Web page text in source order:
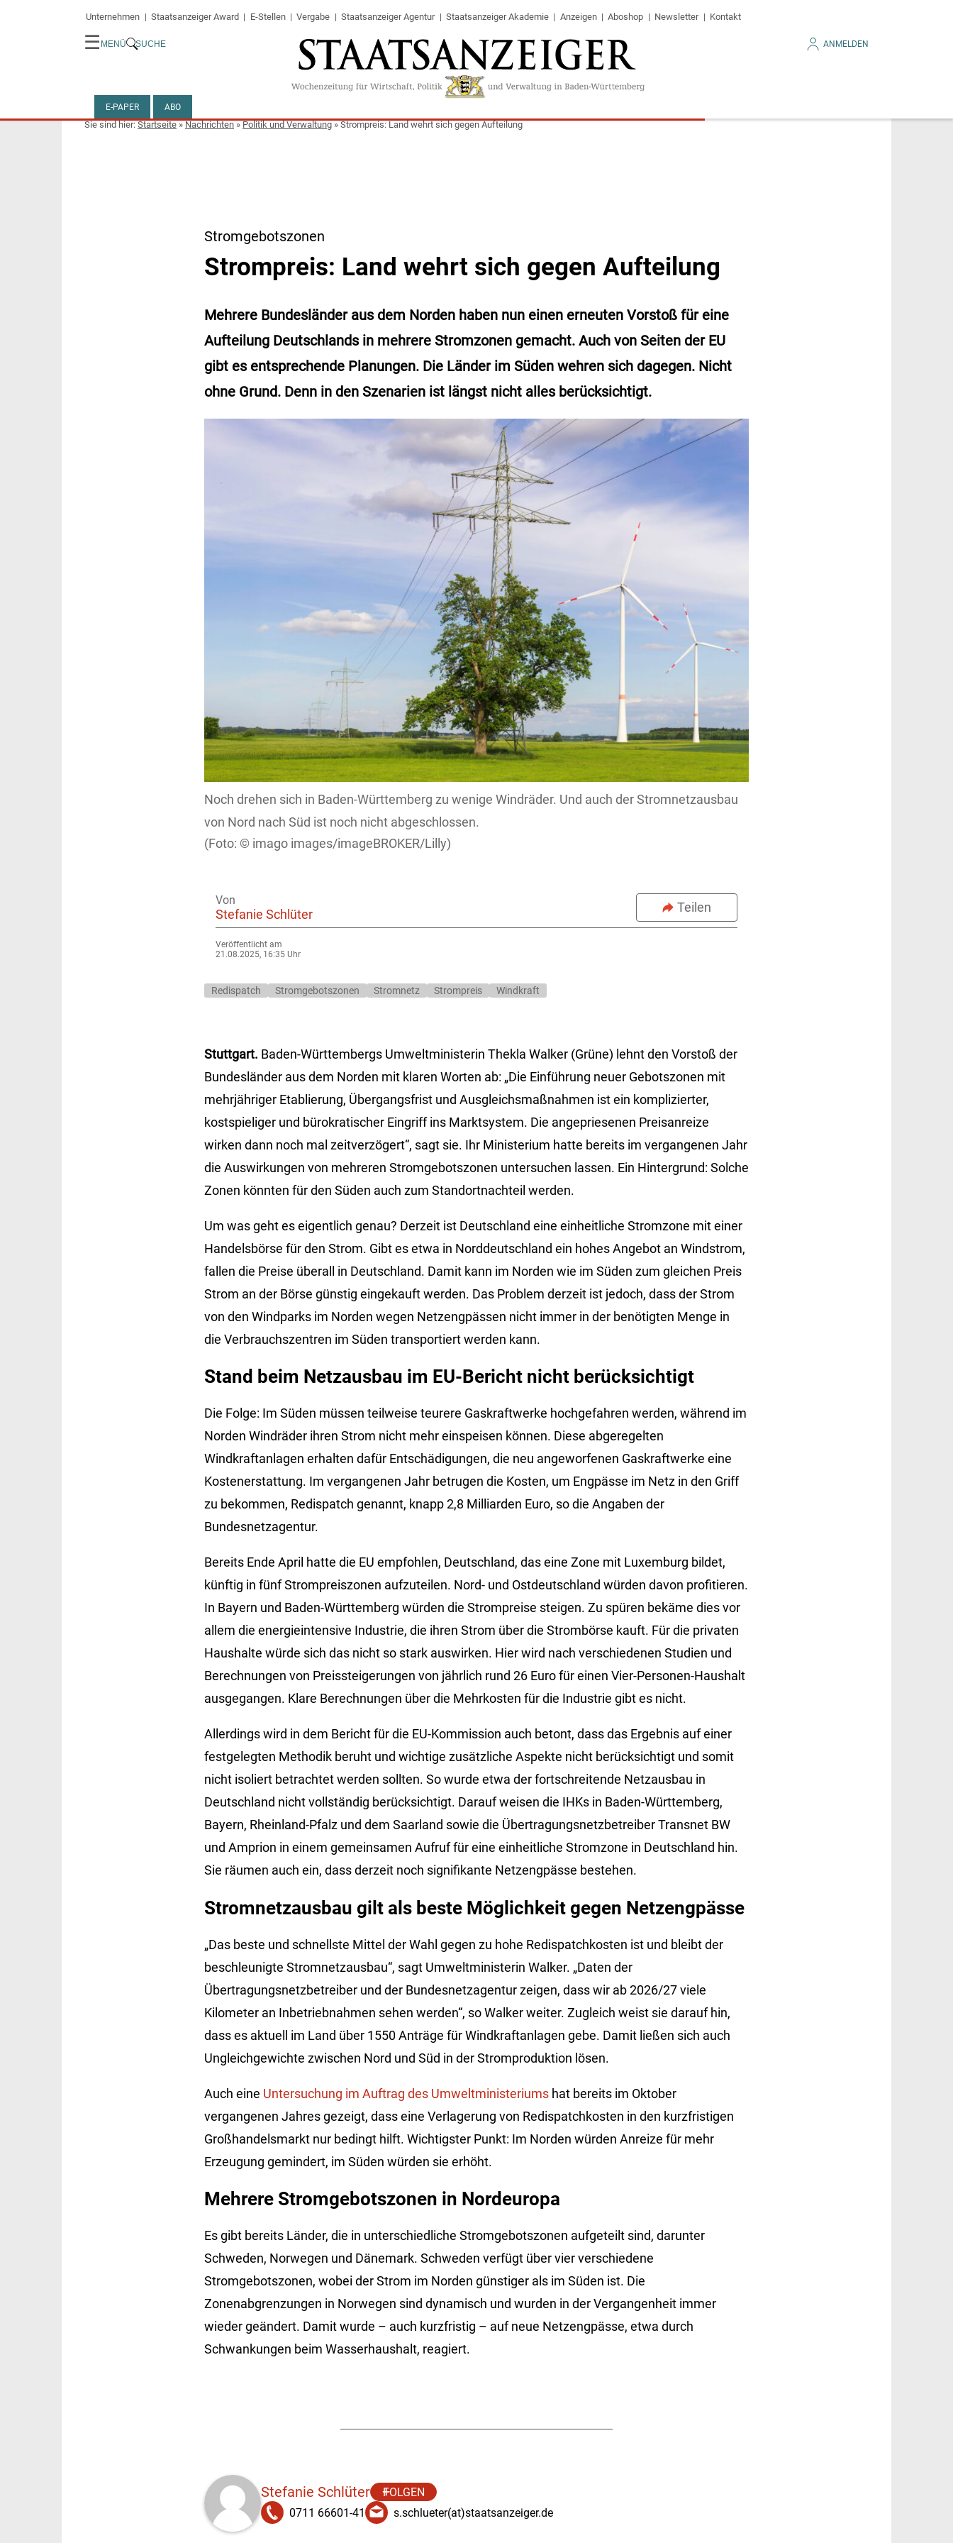
Unternehmen Staatsanzeiger Award E-Stellen Vergabe Staatsanzeiger Agentur Staatsanzeiger Akademie Anzeigen Aboshop Newsletter Kontakt
☰ MENÜ SUCHE ANMELDEN
E-PAPER ABO
Startseite»Nachrichten»Politik und Verwaltung»Strompreis: Land wehrt sich gegen Aufteilung
Stromgebotszonen
Strompreis: Land wehrt sich gegen Aufteilung
Mehrere Bundesländer aus dem Norden haben nun einen erneuten Vorstoß für eine
Aufteilung Deutschlands in mehrere Stromzonen gemacht. Auch von Seiten der EU
gibt es entsprechende Planungen. Die Länder im Süden wehren sich dagegen. Nicht
ohne Grund. Denn in den Szenarien ist längst nicht alles berücksichtigt.
Noch drehen sich in Baden-Württemberg zu wenige Windräder. Und auch der Stromnetzausbau
von Nord nach Süd ist noch nicht abgeschlossen.
imago images/imageBROKER/Lilly)
Von
Stefanie Schlüter Teilen
Veröffentlicht am
21.08.2025, 16:35 Uhr
Redispatch Stromgebotszonen Stromnetz Strompreis Windkraft
Stuttgart. Baden-Württembergs Umweltministerin Thekla Walker (Grüne) lehnt den Vorstoß der
Bundesländer aus dem Norden mit klaren Worten ab: „Die Einführung neuer Gebotszonen mit
mehrjähriger Etablierung, Übergangsfrist und Ausgleichsmaßnahmen ist ein komplizierter,
kostspieliger und bürokratischer Eingriff ins Marktsystem. Die angepriesenen Preisanreize
wirken dann noch mal zeitverzögert“, sagt sie. Ihr Ministerium hatte bereits im vergangenen Jahr
die Auswirkungen von mehreren Stromgebotszonen untersuchen lassen. Ein Hintergrund: Solche
Zonen könnten für den Süden auch zum Standortnachteil werden.
Um was geht es eigentlich genau? Derzeit ist Deutschland eine einheitliche Stromzone mit einer
Handelsbörse für den Strom. Gibt es etwa in Norddeutschland ein hohes Angebot an Windstrom,
fallen die Preise überall in Deutschland. Damit kann im Norden wie im Süden zum gleichen Preis
Strom an der Börse günstig eingekauft werden. Das Problem derzeit ist jedoch, dass der Strom
von den Windparks im Norden wegen Netzengpässen nicht immer in der benötigten Menge in
die Verbrauchszentren im Süden transportiert werden kann.
Stand beim Netzausbau im EU-Bericht nicht berücksichtigt
Die Folge: Im Süden müssen teilweise teurere Gaskraftwerke hochgefahren werden, während im
Norden Windräder ihren Strom nicht mehr einspeisen können. Diese abgeregelten
Windkraftanlagen erhalten dafür Entschädigungen, die neu angeworfenen Gaskraftwerke eine
Kostenerstattung. Im vergangenen Jahr betrugen die Kosten, um Engpässe im Netz in den Griff
zu bekommen, Redispatch genannt, knapp 2,8 Milliarden Euro, so die Angaben der
Bundesnetzagentur.
Bereits Ende April hatte die EU empfohlen, Deutschland, das eine Zone mit Luxemburg bildet,
künftig in fünf Strompreiszonen aufzuteilen. Nord- und Ostdeutschland würden davon profitieren.
In Bayern und Baden-Württemberg würden die Strompreise steigen. Zu spüren bekäme dies vor
allem die energieintensive Industrie, die ihren Strom über die Strombörse kauft. Für die privaten
Haushalte würde sich das nicht so stark auswirken. Hier wird nach verschiedenen Studien und
Berechnungen von Preissteigerungen von jährlich rund 26 Euro für einen Vier-Personen-Haushalt
ausgegangen. Klare Berechnungen über die Mehrkosten für die Industrie gibt es nicht.
Allerdings wird in dem Bericht für die EU-Kommission auch betont, dass das Ergebnis auf einer
festgelegten Methodik beruht und wichtige zusätzliche Aspekte nicht berücksichtigt und somit
nicht isoliert betrachtet werden sollten. So wurde etwa der fortschreitende Netzausbau in
Deutschland nicht vollständig berücksichtigt. Darauf weisen die IHKs in Baden-Württemberg,
Bayern, Rheinland-Pfalz und dem Saarland sowie die Übertragungsnetzbetreiber Transnet BW
und Amprion in einem gemeinsamen Aufruf für eine einheitliche Stromzone in Deutschland hin.
Sie räumen auch ein, dass derzeit noch signifikante Netzengpässe bestehen.
Stromnetzausbau gilt als beste Möglichkeit gegen Netzengpässe
„Das beste und schnellste Mittel der Wahl gegen zu hohe Redispatchkosten ist und bleibt der
beschleunigte Stromnetzausbau“, sagt Umweltministerin Walker. „Daten der
Übertragungsnetzbetreiber und der Bundesnetzagentur zeigen, dass wir ab 2026/27 viele
Kilometer an Inbetriebnahmen sehen werden“, so Walker weiter. Zugleich weist sie darauf hin,
dass es aktuell im Land über 1550 Anträge für Windkraftanlagen gebe. Damit ließen sich auch
Ungleichgewichte zwischen Nord und Süd in der Stromproduktion lösen.
Auch eine Untersuchung im Auftrag des Umweltministeriums hat bereits im Oktober
vergangenen Jahres gezeigt, dass eine Verlagerung von Redispatchkosten in den kurzfristigen
Großhandelsmarkt nur bedingt hilft. Wichtigster Punkt: Im Norden würden Anreize für mehr
Erzeugung gemindert, im Süden würden sie erhöht.
Mehrere Stromgebotszonen in Nordeuropa
Es gibt bereits Länder, die in unterschiedliche Stromgebotszonen aufgeteilt sind, darunter
Schweden, Norwegen und Dänemark. Schweden verfügt über vier verschiedene
Stromgebotszonen, wobei der Strom im Norden günstiger als im Süden ist. Die
Zonenabgrenzungen in Norwegen sind dynamisch und wurden in der Vergangenheit immer
wieder geändert. Damit wurde – auch kurzfristig – auf neue Netzengpässe, etwa durch
Schwankungen beim Wasserhaushalt, reagiert.
Stefanie Schlüter
FOLGEN
0711 66601-41
s.schlueter(at)staatsanzeiger.de